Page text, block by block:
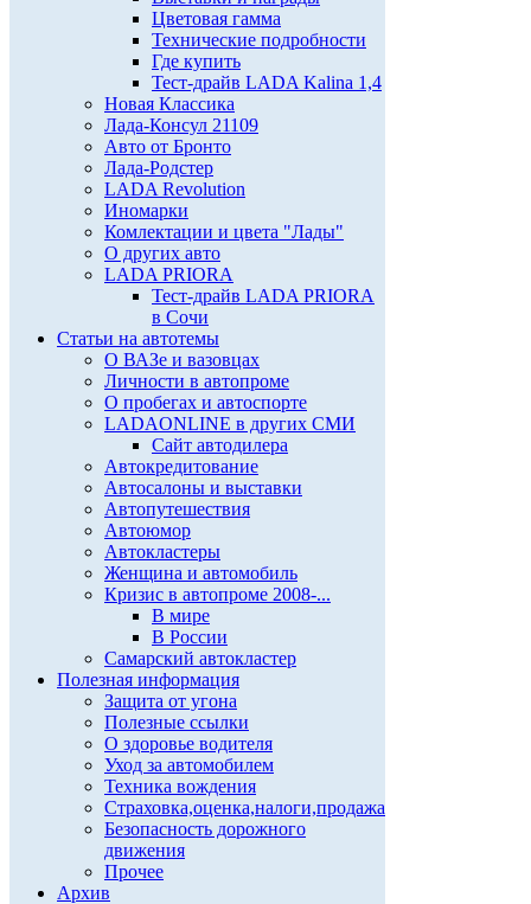
Цветовая гамма
Технические подробности
Где купить
Тест-драйв LADA Kalina 1,4
Новая Классика
Лада-Консул 21109
Авто от Бронто
Лада-Родстер
LADA Revolution
Иномарки
Комлектации и цвета "Лады"
О других авто
LADA PRIORA
Тест-драйв LADA PRIORA
в Сочи
Статьи на автотемы
О ВАЗе и вазовцах
Личности в автопроме
О пробегах и автоспорте
LADAONLINE в других СМИ
Сайт автодилера
Автокредитование
Автосалоны и выставки
Автопутешествия
Автоюмор
Автокластеры
Женщина и автомобиль
Кризис в автопроме 2008-...
В мире
В России
Самарский автокластер
Полезная информация
Защита от угона
Полезные ссылки
О здоровье водителя
Уход за автомобилем
Техника вождения
Страховка,оценка,налоги,продажа
Безопасность дорожного
движения
Прочее
Архив